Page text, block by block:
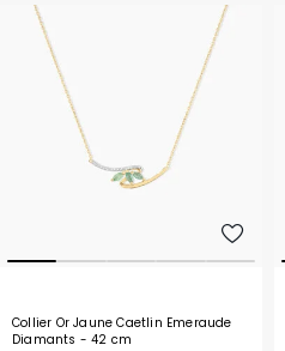
Collier Or Jaune Caetlin Emeraude
Diamants - 42 cm